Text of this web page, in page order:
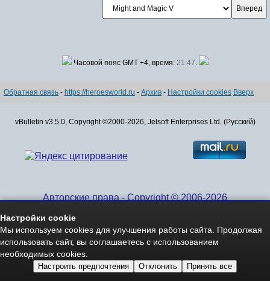
Часовой пояс GMT +4, время: 21:47.
Обратная связь - https://heroesworld.ru - Архив - Настройки cookies Вверх
vBulletin v3.5.0, Copyright ©2000-2026, Jelsoft Enterprises Ltd. (Русский)
Авторские права - Copyright © 2006-2026
Настройки cookie
Мы используем cookies для улучшения работы сайта. Продолжая
использовать сайт, вы соглашаетесь с использованием
необходимых cookies.
Настроить предпочтения Отклонить Принять все